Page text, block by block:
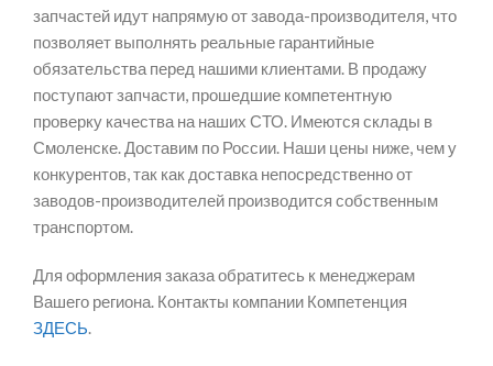
запчастей идут напрямую от завода-производителя, что
позволяет выполнять реальные гарантийные
обязательства перед нашими клиентами. В продажу
поступают запчасти, прошедшие компетентную
проверку качества на наших СТО. Имеются склады в
Смоленске. Доставим по России. Наши цены ниже, чем у
конкурентов, так как доставка непосредственно от
заводов-производителей производится собственным
транспортом.
Для оформления заказа обратитесь к менеджерам
Вашего региона. Контакты компании Компетенция
ЗДЕСЬ.